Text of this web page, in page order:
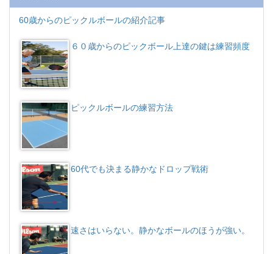
60歳からのピックルボールの紹介記事
６０歳からのピックボール上達の鍵は練習頻度
ピックルボールの練習方法
60代でも決まる静かなドロップ戦術
速さはいらない。静かなボールのほうが強い。